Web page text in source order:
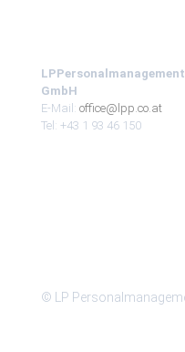
LPPersonalmanagement
GmbH
E-Mail: office@lpp.co.at
Tel: +43 1 93 46 150
© LP